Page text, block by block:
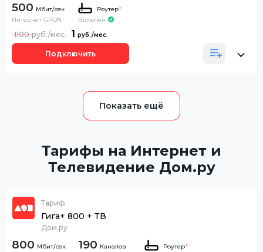
500
Интернет GPON
Роутер*
Включен
1
1100
Подключить
Тарифы на Интернет и
Телевидение Дом.ру
Тариф
Гига+ 800 + ТВ
Дом.ру
800 190 Каналов
Роутер*